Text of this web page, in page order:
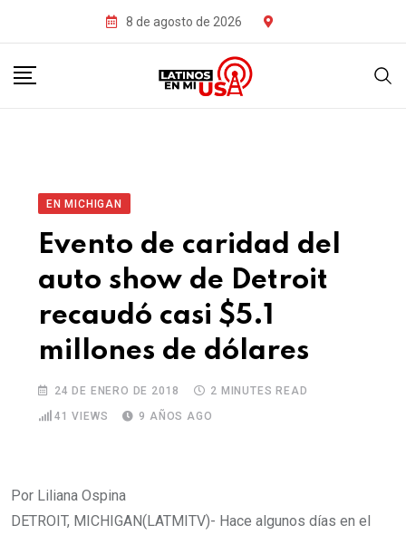
8 de agosto de 2026
EN MICHIGAN
Evento de caridad del
auto show de Detroit
recaudó casi $5.1
millones de dólares
24 DE ENERO DE 2018
2 MINUTES READ
41 VIEWS 9 AÑOS AGO
Por Liliana Ospina
DETROIT, MICHIGAN(LATMITV)- Hace algunos días en el